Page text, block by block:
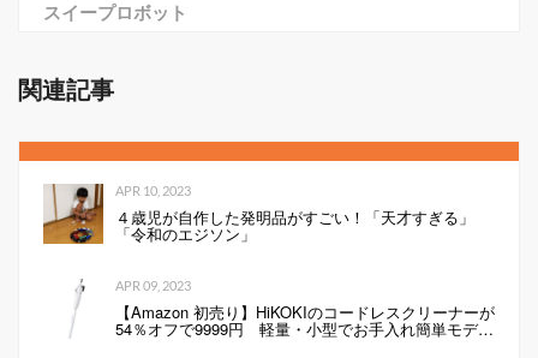
スイープロボット
関連記事
APR 10, 2023
４歳児が自作した発明品がすごい！「天才すぎる」
「令和のエジソン」
APR 09, 2023
【Amazon 初売り】HiKOKIのコードレスクリーナーが
54％オフで9999円 軽量・小型でお手入れ簡単モデル
（1/2 ページ）